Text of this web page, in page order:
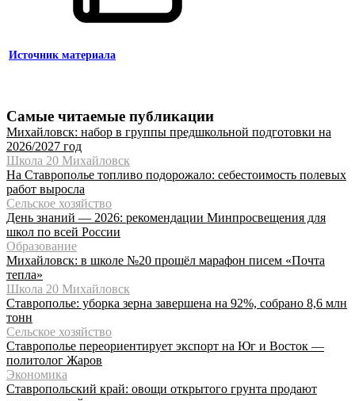
Источник материала
Самые читаемые публикации
Михайловск: набор в группы предшкольной подготовки на
2026/2027 год
Школа 20 Михайловск
На Ставрополье топливо подорожало: себестоимость полевых
работ выросла
Сельское хозяйство
День знаний — 2026: рекомендации Минпросвещения для
школ по всей России
Образование
Михайловск: в школе №20 прошёл марафон писем «Почта
тепла»
Школа 20 Михайловск
Ставрополье: уборка зерна завершена на 92%, собрано 8,6 млн
тонн
Сельское хозяйство
Ставрополье переориентирует экспорт на Юг и Восток —
политолог Жаров
Экономика
Ставропольский край: овощи открытого грунта продают